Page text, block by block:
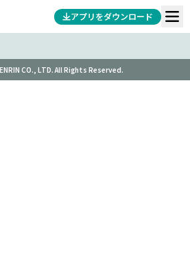
アプリをダウンロード
CO., LTD. All Rights Reserved.